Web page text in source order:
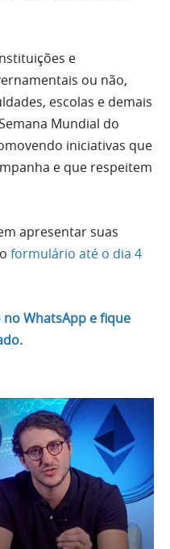
e
ou não,
escolas e demais
Mundial do
iniciativas que
e que respeitem
apresentar suas
formulário até o dia 4
WhatsApp e fique